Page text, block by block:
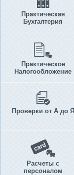
Практическая
Бухгалтерия
Практическое
Налогообложение
Проверки от А до Я
Расчеты с
персоналом